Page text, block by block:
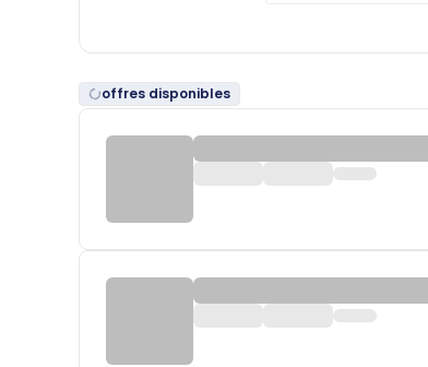
offres disponibles